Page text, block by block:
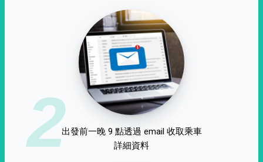
2出發前一晚 9 點透過 email 收取乘車
詳細資料